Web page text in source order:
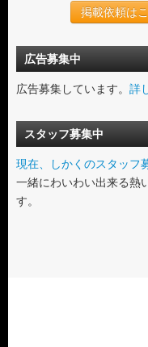
掲載依頼は
広告募集中
広告募集しています。 詳
スタッフ募集中
現在、しかくのスタッフ
一緒にわいわい出来る熱
す。